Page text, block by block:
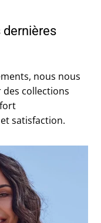
nous nous
collections
satisfaction.